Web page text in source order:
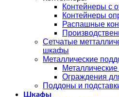
Контейнеры с
Контейнеры
Распашные
Сетчатые
шкафы
Металлические
Ограждения
Поддоны и
Шкафы